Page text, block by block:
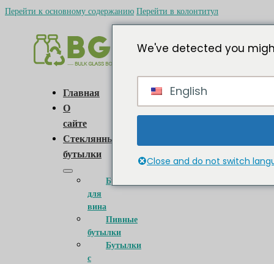
Перейти к основному содержанию Перейти в колонтитул
Главная
О
сайте
Стеклянные
бутылки
Бутылки
для
вина
Пивные
бутылки
Бутылки
с
We've detected you
English
Close and do not switch